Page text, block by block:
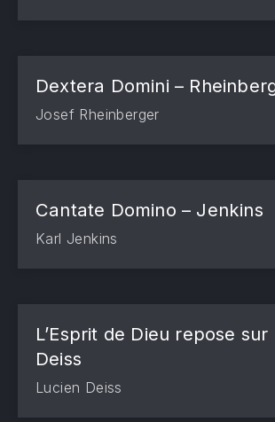
Dextera Domini –
Josef Rheinberger
Cantate Domino – Jenkins
Karl Jenkins
L’Esprit de Dieu repose sur
Deiss
Lucien Deiss